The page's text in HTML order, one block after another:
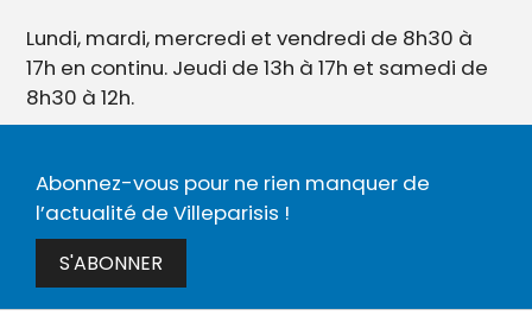
Lundi, mardi, mercredi et vendredi de 8h30 à
17h en continu. Jeudi de 13h à 17h et samedi de
8h30 à 12h.
Abonnez-vous pour ne rien manquer de
l’actualité de Villeparisis !
S'ABONNER